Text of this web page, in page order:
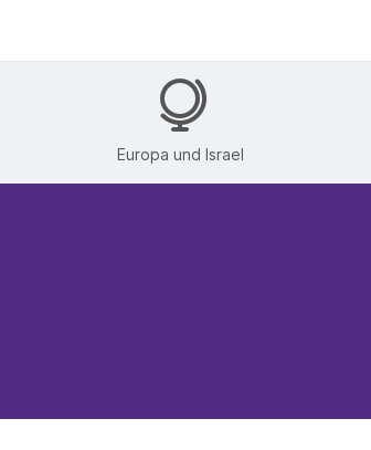
Europa und Israel